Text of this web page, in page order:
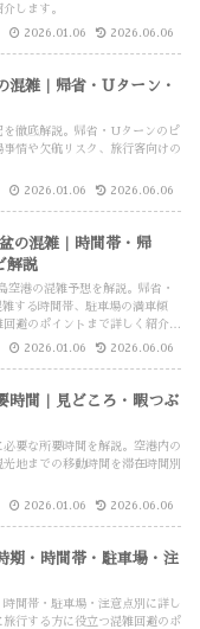
します。
2026.01.06 2026.06.06
混雑｜帰省・Uターン・
徹底解説。帰省・Uターンのピ
情や欠航リスク、旅行客向けの
2026.01.06 2026.06.06
の混雑｜時間帯・帰
解説
空港の混雑予想を解説。帰省・
する時間帯、駐車場の満車傾
避のポイントまで詳しく紹介し
2026.01.06 2026.06.06
時間｜見どころ・暇つぶ
要な所要時間を解説。空港内の
地までの移動時間を滞在時間別
2026.01.06 2026.06.06
期・時間帯・駐車場・注
間帯・駐車場・注意点別に詳し
行する方に役立つ混雑回避のポ